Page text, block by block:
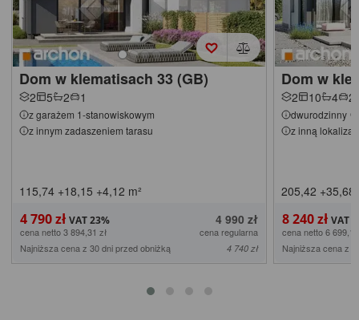
Dom w klematisach 33 (GB)
2 5 2 1
z garażem 1-stanowiskowym
z innym zadaszeniem tarasu
115,74 +18,15 +4,12 m²
4 790 zł 4 990 zł
cena netto 3 894,31 zł
cena regularna
Najniższa cena z 30 dni przed obniżką
4 740 zł
Dom w
2 10 4 2
dwurodzinny
z inną
205,42 +35,68
8 240 zł
cena netto 6
Najniższa cena z